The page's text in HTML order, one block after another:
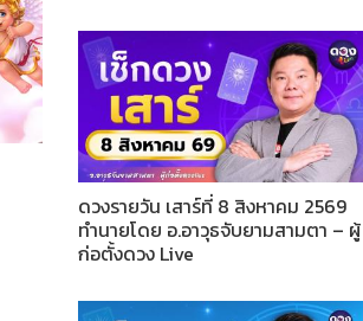
ดวงรายวัน เสาร์ที่ 8 สิงหาคม 2569
ทำนายโดย อ.อาวุธจับยามสามตา – ผู้
ก่อตั้งดวง Live